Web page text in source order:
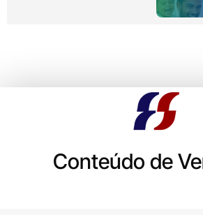
Conteúdo de